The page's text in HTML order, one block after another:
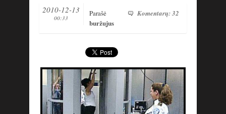
2010-12-13
00:33
Komentarų: 32
Parašė
buržujus